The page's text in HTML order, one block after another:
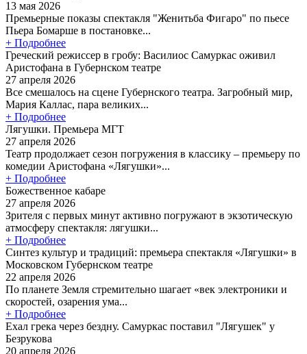
13 мая 2026
Премьерные показы спектакля "Женитьба Фигаро" по пьесе
Пьера Бомарше в постановке...
+ Подробнее
Греческий режиссер в гробу: Василиос Самуркас оживил
Аристофана в Губернском театре
27 апреля 2026
Все смешалось на сцене Губернского театра. Загробный мир,
Мария Каллас, пара великих...
+ Подробнее
Лягушки. Премьера МГТ
27 апреля 2026
Театр продолжает сезон погружения в классику – премьеру по
комедии Аристофана «Лягушки»...
+ Подробнее
Божественное кабаре
27 апреля 2026
Зрителя с первых минут активно погружают в экзотическую
атмосферу спектакля: лягушки...
+ Подробнее
Синтез культур и традиций: премьера спектакля «Лягушки» в
Московском Губернском театре
22 апреля 2026
По планете Земля стремительно шагает «век электроники и
скоростей, озарения ума...
+ Подробнее
Ехал грека через бездну. Самуркас поставил "Лягушек" у
Безрукова
20 апреля 2026